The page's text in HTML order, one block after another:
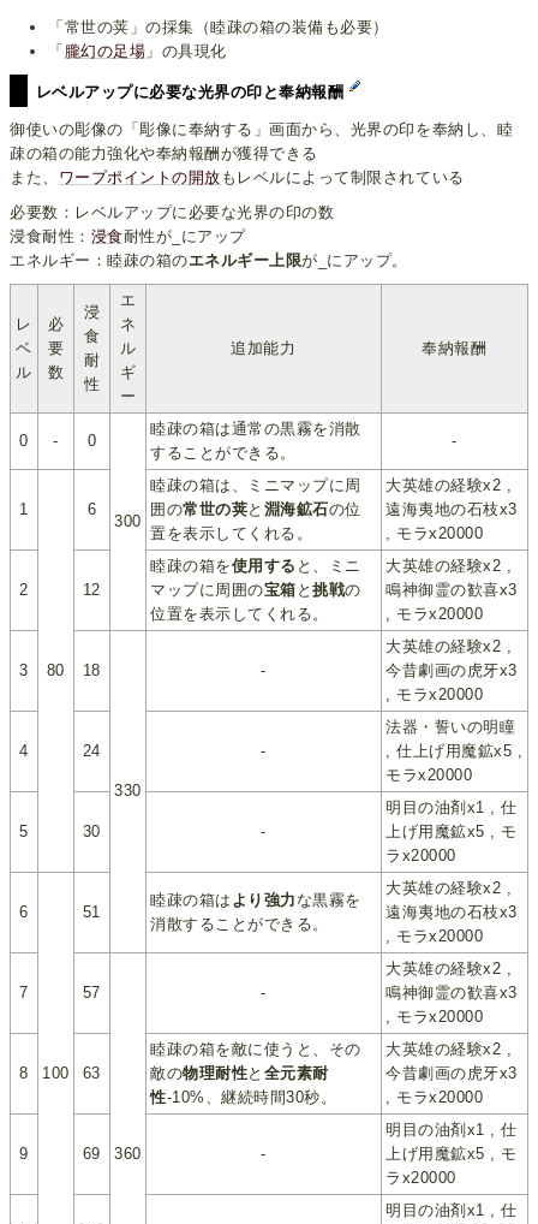
「常世の荚」の採集（睦疎の箱の装備も必要）
「 朧幻の足場 」の具現化
レベルアップに必要な光界の印と奉納報酬
御使いの彫像の「彫像に奉納する」画面から、光界の印を奉納し、睦
疎の箱の能力強化や奉納報酬が獲得できる
また、 ワープポイントの開放 もレベルによって制限されている
必要数：レベルアップに必要な光界の印の数
浸食耐性： 浸食耐性が_にアップ
エネルギー：睦疎の箱のエネルギー上限が_にアップ。
レ
ベ
ル
必
要
数
浸
食
耐
性
エ
ネ
ル
ギ
ー
追加能力 奉納報酬
0 - 0
300
睦疎の箱は通常の黒霧を消散
することができる。
-
1
80
6
睦疎の箱は、ミニマップに周
囲の常世の荚と 淵海鉱石の位
置を表示してくれる。
大英雄の経験x2 ,
遠海夷地の石枝x3
, モラx20000
2 12
睦疎の箱を使用する と、ミニ
マップに周囲の宝箱 と挑戦の
位置を表示してくれる。
大英雄の経験x2 ,
鳴神御霊の歓喜x3
, モラx20000
3 18
330
-
大英雄の経験x2 ,
今昔劇画の虎牙x3
, モラx20000
4 24 -
法器・誓いの明瞳
, 仕上げ用魔鉱x5 ,
モラx20000
5 30 -
明目の油剤x1 , 仕
上げ用魔鉱x5 , モ
ラx20000
6
100
51
睦疎の箱は より強力 な黒霧を
消散することができる。
大英雄の経験x2 ,
遠海夷地の石枝x3
, モラx20000
7 57
360
-
大英雄の経験x2 ,
鳴神御霊の歓喜x3
, モラx20000
8 63
睦疎の箱を敵に使うと、その
敵の物理耐性と 全元素耐
性-10%、継続時間30秒。
大英雄の経験x2 ,
今昔劇画の虎牙x3
, モラx20000
9 69 -
明目の油剤x1 , 仕
上げ用魔鉱x5 , モ
ラx20000
明目の油剤x1 , 仕